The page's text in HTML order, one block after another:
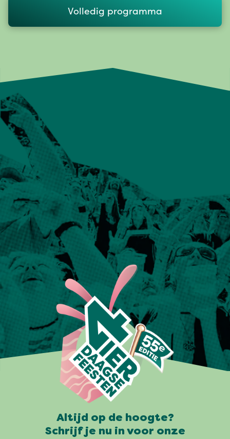
Volledig programma
Altijd op de hoogte?
Schrijf je nu in voor onze